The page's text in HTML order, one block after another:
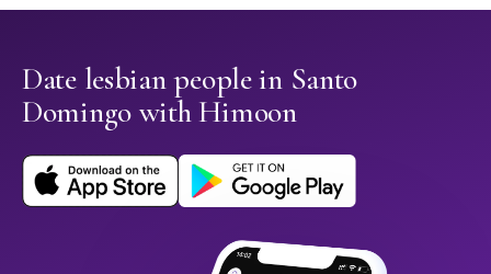
Date lesbian people in Santo
Domingo with Himoon